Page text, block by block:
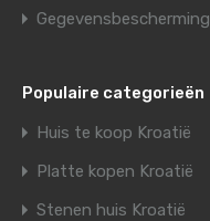
Gegevensbescherming
Populaire categorieën
Huis te koop Kroatië
Platte kopen Kroatië
Stenen huis Kroatië